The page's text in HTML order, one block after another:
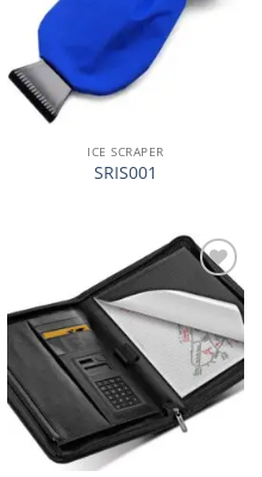
ICE SCRAPER
SRIS001
加入
心愿